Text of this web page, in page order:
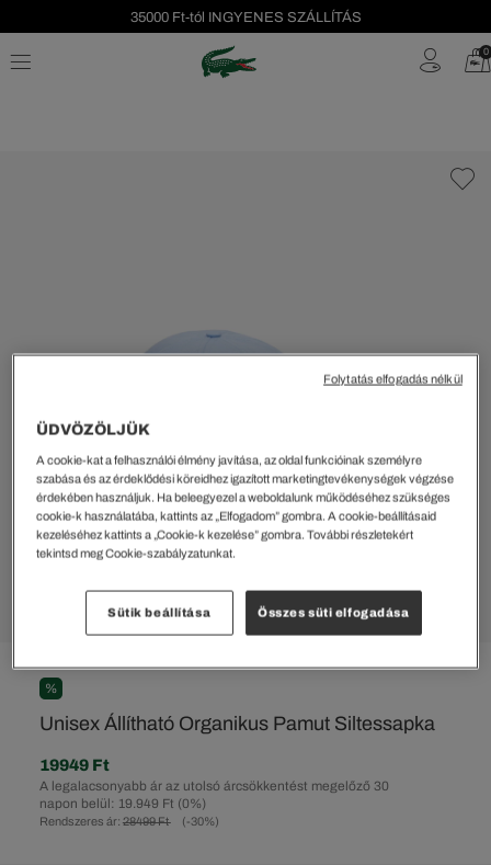
35000 Ft-tól INGYENES SZÁLLÍTÁS
Szezonális leárazás akár -40%! 0
%
Unisex Állítható Organikus Pamut Siltessapka
Rendszeres ár: 28499 Ft (-30%)
A legalacsonyabb ár az utolsó árcsökkentést megelőző 30
napon belül: 19.949 Ft (0%)
19949 Ft
ÜDVÖZÖLJÜK
A cookie-kat a felhasználói élmény javítása, az oldal funkcióinak személyre
szabása és az érdeklődési köreidhez igazított marketingtevékenységek végzése
érdekében használjuk. Ha beleegyezel a weboldalunk működéséhez szükséges
cookie-k használatába, kattints az „Elfogadom” gombra. A cookie-beállításaid
kezeléséhez kattints a „Cookie-k kezelése” gombra. További részletekért
tekintsd meg Cookie-szabályzatunkat.
Sütik beállítása Összes süti elfogadása
Folytatás elfogadás nélkül